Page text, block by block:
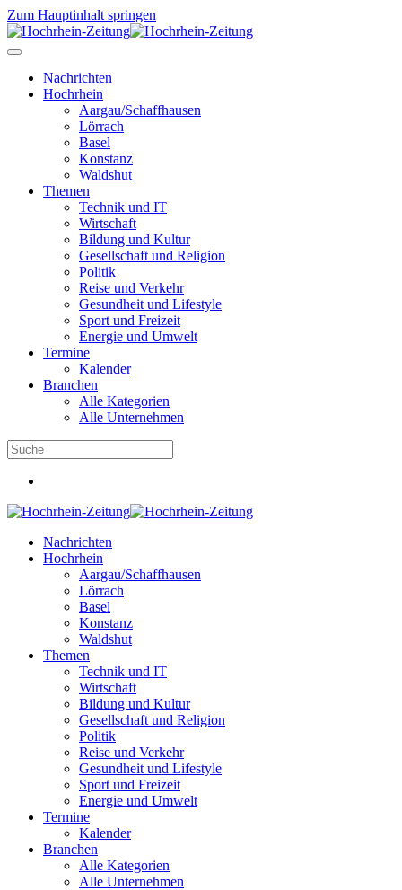
Zum Hauptinhalt springen
Nachrichten
Hochrhein
Aargau/Schaffhausen
Lörrach
Basel
Konstanz
Waldshut
Themen
Technik und IT
Wirtschaft
Bildung und Kultur
Gesellschaft und Religion
Politik
Reise und Verkehr
Gesundheit und Lifestyle
Sport und Freizeit
Energie und Umwelt
Termine
Kalender
Branchen
Alle Kategorien
Alle Unternehmen
Nachrichten
Hochrhein
Aargau/Schaffhausen
Lörrach
Basel
Konstanz
Waldshut
Themen
Technik und IT
Wirtschaft
Bildung und Kultur
Gesellschaft und Religion
Politik
Reise und Verkehr
Gesundheit und Lifestyle
Sport und Freizeit
Energie und Umwelt
Termine
Kalender
Branchen
Alle Kategorien
Alle Unternehmen